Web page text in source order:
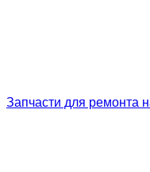
Запчасти для ремонта